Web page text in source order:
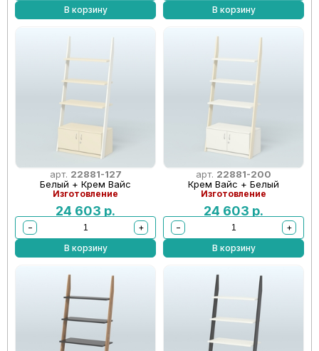
В корзину
В корзину
арт. 22881-127
Белый + Крем Вайс
Изготовление
24 603 р.
−
+
В корзину
арт. 22881-200
Крем Вайс + Белый
Изготовление
24 603 р.
−
+
В корзину